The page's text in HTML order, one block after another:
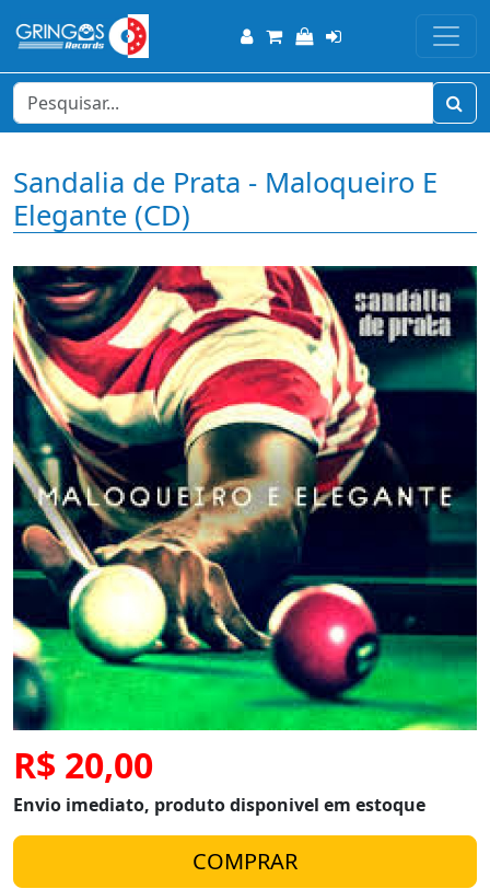
Sandalia de Prata - Maloqueiro E
Elegante (CD)
R$ 20,00
Envio imediato, produto disponivel em estoque